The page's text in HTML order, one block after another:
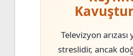
Televizyon arızası
streslidir, ancak